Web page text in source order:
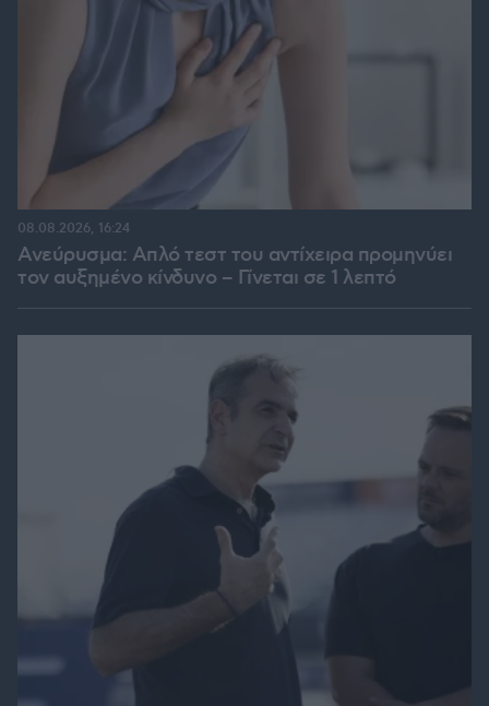
Ανεύρυσμα: Απλό τεστ του αντίχειρα προμηνύει
τον αυξημένο κίνδυνο – Γίνεται σε 1 λεπτό
08.08.2026, 16:24